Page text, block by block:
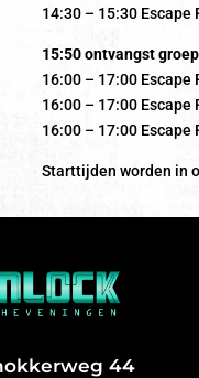
14:30 – 15:30 Escape
15:50 ontvangst
16:00 – 17:00
16:00 – 17:00 Escape
16:00 – 17:00 Escape
Starttijden worden in
44